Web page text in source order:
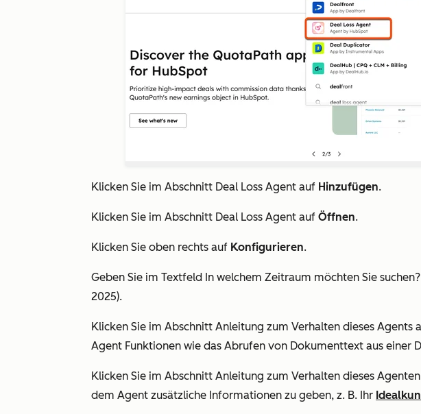
Klicken Sie im Abschnitt Deal Loss Agent auf Hinzufügen.
Klicken Sie im Abschnitt Deal Loss Agent auf Öffnen.
Klicken Sie oben rechts auf Konfigurieren.
Geben Sie im Textfeld In welchem Zeitraum möchten Sie suchen?
2025).
Klicken Sie im Abschnitt Anleitung zum Verhalten dieses Agents
Agent Funktionen wie das Abrufen von Dokumenttext aus einer
Klicken Sie im Abschnitt Anleitung zum Verhalten dieses Agenten
dem Agent zusätzliche Informationen zu geben, z. B. Ihr